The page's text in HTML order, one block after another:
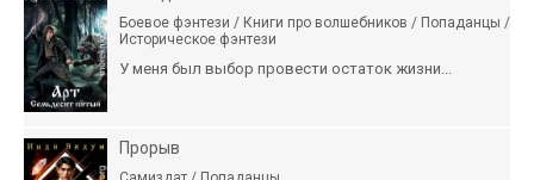
Боевое фэнтези / Книги про волшебников / Попаданцы /
Историческое фэнтези
У меня был выбор провести остаток жизни...
Прорыв